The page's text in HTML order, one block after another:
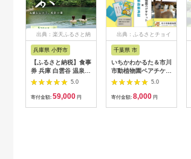
出典：楽天ふるさと納
兵庫県 小野市
【ふるさと納税】食事
券 兵庫 白雲谷 温泉
ゆぴか 入浴券 10枚＋
お食事券 (1,000円)
10枚 セット 旅行 旅
5.0
寄付金額: 59,000 円
出典：ふるさとチョイ
千葉県 市
いちかわかるた＆市川
市動植物園ペアチケッ
ト 【12203-0196】
5.0
寄付金額: 8,000 円